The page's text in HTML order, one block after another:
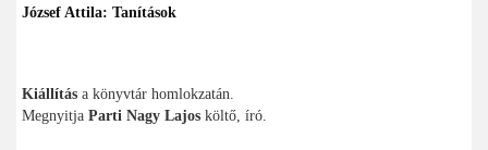
József Attila: Tanítások
Kiállítás a könyvtár homlokzatán.
Megnyitja Parti Nagy Lajos költő, író.